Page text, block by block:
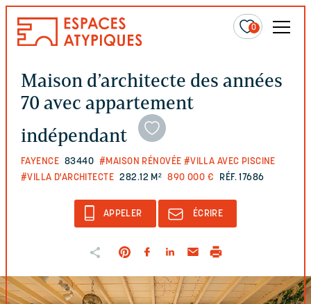
0
Maison d’architecte des années
70 avec appartement
indépendant
FAYENCE 83440 #MAISON RÉNOVÉE #VILLA AVEC PISCINE
#VILLA D'ARCHITECTE 282.12 M² 890 000 € RÉF. 17686
APPELER ÉCRIRE